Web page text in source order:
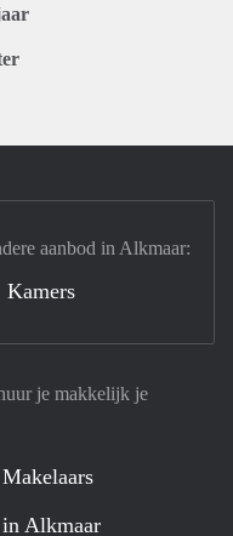
je makkelijk je
in Alkmaar
aanbod in Alkmaar:
Kamers